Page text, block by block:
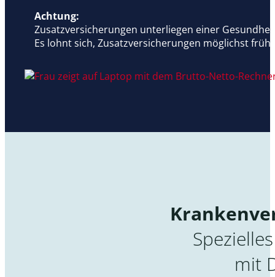
Achtung:
Zusatzversicherungen unterliegen einer
Es lohnt sich, Zusatzversicherungen möglichst früh
mit